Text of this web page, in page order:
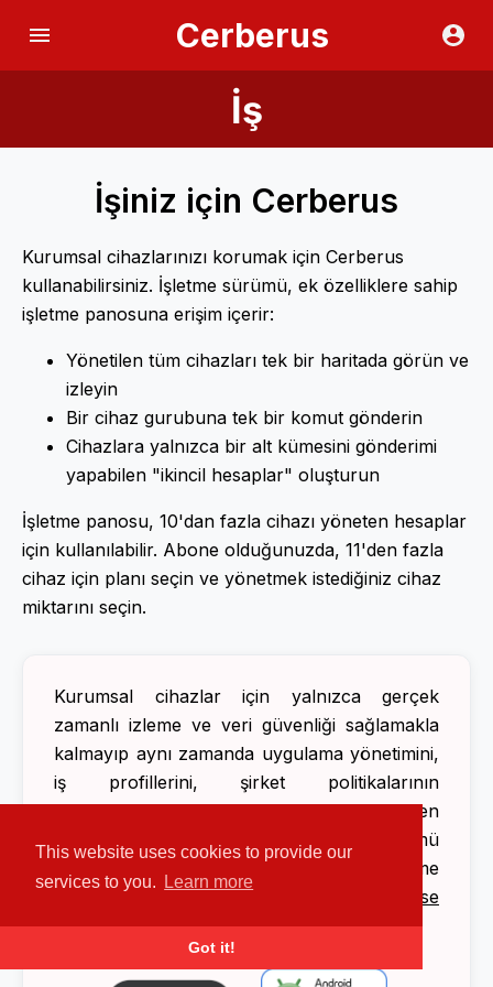
This website uses cookies to provide our
services to you.
Learn more
Got it!
Cerberus
İş
İşiniz için Cerberus
Kurumsal cihazlarınızı korumak için Cerberus
kullanabilirsiniz. İşletme sürümü, ek özelliklere sahip
işletme panosuna erişim içerir:
Yönetilen tüm cihazları tek bir haritada görün ve
izleyin
Bir cihaz gurubuna tek bir komut gönderin
Cihazlara yalnızca bir alt kümesini gönderimi
yapabilen "ikincil hesaplar" oluşturun
İşletme panosu, 10'dan fazla cihazı yöneten hesaplar
için kullanılabilir. Abone olduğunuzda, 11'den fazla
cihaz için planı seçin ve yönetmek istediğiniz cihaz
miktarını seçin.
Kurumsal cihazlar için yalnızca gerçek
zamanlı izleme ve veri güvenliği sağlamakla
kalmayıp aynı zamanda uygulama yönetimini,
iş profillerini, şirket politikalarının
uygulanmasını ve daha fazlasını destekleyen
eksiksiz bir Mobil Cihaz Yönetimi çözümü mü
arıyorsunuz? Şimdi ücretsiz deneme
sürümünü başlatınCerberus Enterprise
MDM, 2026'te KOBİ'ler için en iyi MDM!